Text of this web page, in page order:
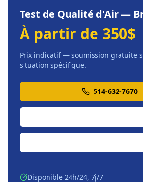
Test de Qualité d'Air—
À partir de 350$
Prix indicatif — soumission gratuite
situation spécifique.
514-632-7670
Disponible 24h/24, 7j/7